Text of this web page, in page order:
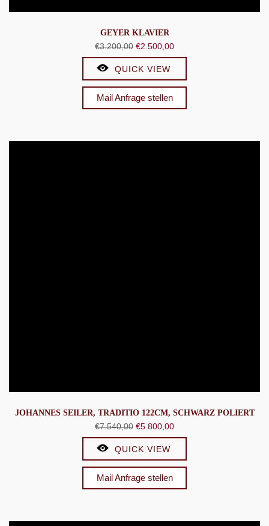
GEYER KLAVIER
€3.200,00 Ursprünglicher
Preis
war:
€3.200,00
€2.500,00Aktueller
Preis
€2.500,00.
QUICK VIEW
Mail Anfrage stellen
JOHANNES SEILER, TRADITIO 122CM, SCHWARZ POLIERT
€7.540,00 Ursprünglicher
Preis
war:
€7.540,00
€5.800,00Aktueller
Preis
€5.800,00.
QUICK VIEW
Mail Anfrage stellen